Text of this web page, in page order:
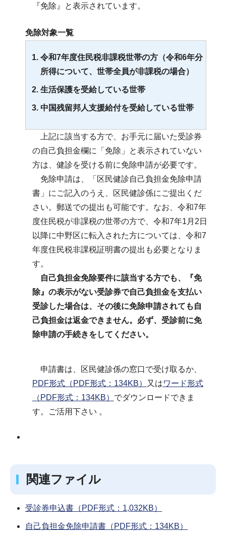
『免除』と表示されています。
免除対象一覧
令和7年度住民税非課税世帯の方（令和6年分
所得について、世帯全員が非課税の場合）
生活保護を受給している世帯
中国残留邦人支援給付を受給している世帯
上記に該当する方で、お手元に届いた受診券
の自己負担金欄に「免除」と表示されていない
方は、健診を受ける前に免除申請が必要です。
免除申請は、「区民健診自己負担金免除申請
書」にご記入のうえ、区民健診係にご提出くだ
さい。郵送での提出も可能です。なお、令和7年
度住民税が非課税の世帯の方で、令和7年1月2日
以降に中野区に転入された方については、令和7
年度住民税非課税証明書の提出も必要となりま
す。
自己負担金免除要件に該当する方でも、『免
除』の表示がない受診券で自己負担金を支払い
受診した場合は、その後に免除申請されても自
己負担金は返金できません。必ず、受診前に免
除申請の手続きをしてください。
申請書は、区民健診係の窓口で受け取るか、
PDF形式（PDF形式：134KB）
又はワード形式
（PDF形式：134KB） でダウンロードできま
す。ご活用下さい 。
関連ファイル
受診券申込書（PDF形式：1,032KB）
自己負担金免除申請書（PDF形式：134KB）